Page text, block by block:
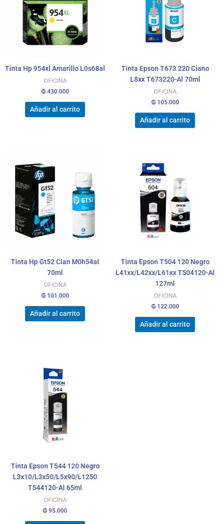
Tinta Hp 954xl Amarillo L0s68al
OFICINA
₲430.000
Añadir al carrito
Tinta Epson T673 220 Ciano
L8xx T673220-Al 70ml
OFICINA
₲105.000
Añadir al carrito
Tinta Hp Gt52 Cian M0h54al
70ml
OFICINA
₲101.000
Añadir al carrito
Tinta Epson T504 120 Negro
L41xx/L42xx/L61xx T504120-Al
127ml
OFICINA
₲122.000
Añadir al carrito
Tinta Epson T544 120 Negro
L3x10/L3x50/L5x90/L1250
T544120-Al 65ml
OFICINA
₲ 95.000